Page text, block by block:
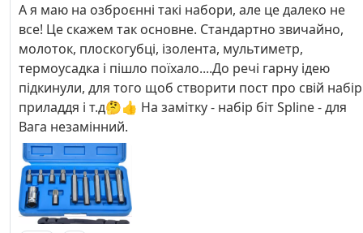
А я маю на озброєнні такі набори, але це далеко не
все! Це скажем так основне. Стандартно звичайно,
молоток, плоскогубці, ізолента, мультиметр,
термоусадка і пішло поїхало....До речі гарну ідею
підкинули, для того щоб створити пост про свій набір
приладдя і т.д🤔👍 На замітку - набір біт Spline - для
Вага незамінний.